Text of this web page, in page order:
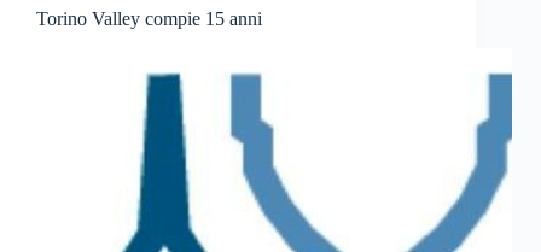
Torino Valley compie 15 anni